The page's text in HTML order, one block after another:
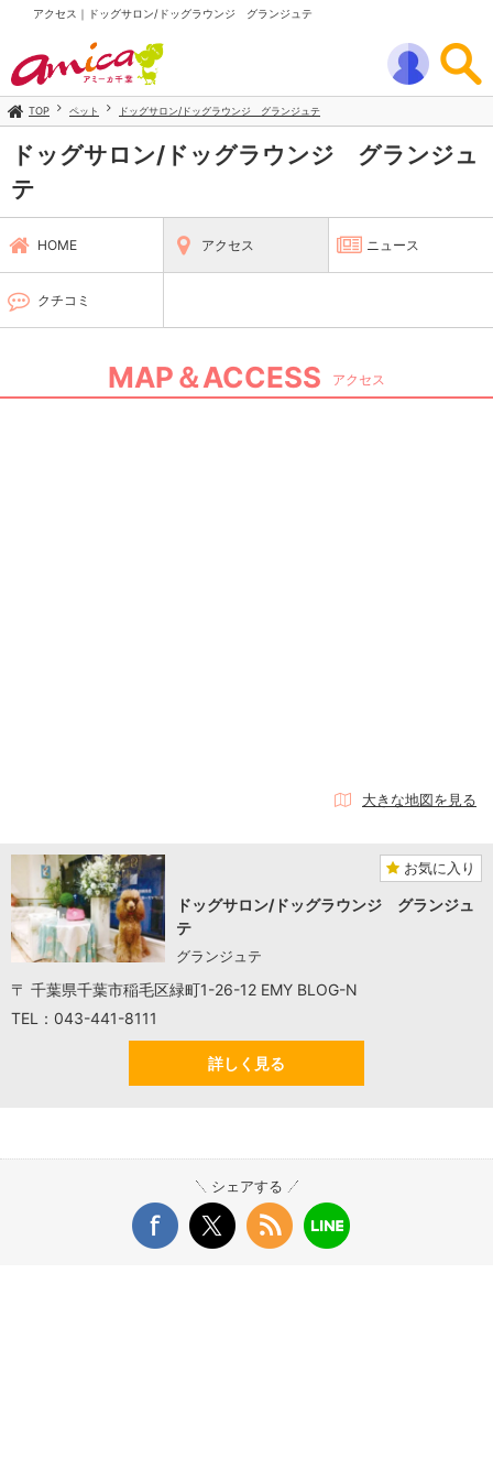
アクセス｜ドッグサロン/ドッグラウンジ グランジュテ
TOP ペット ドッグサロン/ドッグラウンジ グランジュテ
ドッグサロン/ドッグラウンジ グランジュ
テ
HOME アクセス ニュース
クチコミ
MAP＆ACCESS アクセス
大きな地図を見る
お気に入り
ドッグサロン/ドッグラウンジ グランジュ
テ
グランジュテ
〒 千葉県千葉市稲毛区緑町1-26-12 EMY BLOG-N
TEL：043-441-8111
詳しく見る
シェアする